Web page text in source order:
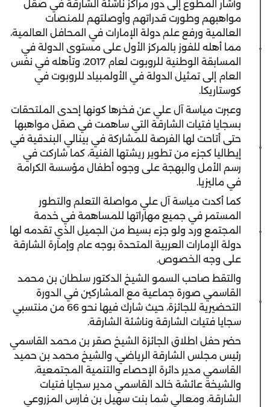
وأشار المطوع إلى دور مراكز ناشئة الشارقة في صقل
مواهبهم وطورت قدراتهم وأوصلتهم للمنصات
العالمية ورفع علم دولة الإمارات في المحافل العالمية،
مما أهله للفوز بالمركز الأول على مستوى الدولة في
المسابقة الوطنية للروبوت لعام 2017، وتأهله في نفس
العام إلى تمثيل الدولة في الأولمبياد للروبوت في
كوستاريكا.
وعبرت مياسة آل علي عن فخرها كونها إحدى الملتحقات
بسجايا فتيات الشارقة التي ساهمت في صقل مواهبها
حتى أتاحت لها الفرصة للمشاركة في بينالي البندقية في
إيطاليا كجزء من تطوير ريشتها الفنية، كما شاركت في
رسم الأمل والبهجة على وجوه أطفال مؤسسة الكرامة
في ماليزيا.
كما أكدت مياسة آل علي مواصلة التعلم والتطور
المستمر في جميع مهاراتها للمساهمة في خدمة
المجتمع ورد ولو جزء بسيط من الجميل الذي تقدمه لها
دولة الإمارات العربية المتحدة بوجه عام وإمارة الشارقة
على وجه الخصوص.
والتقط صاحب السمو الشيخ الدكتور سلطان بن محمد
القاسمي صورة جماعية مع المشاركين في الدورة
التحضيرية للجائزة، حيث شارك فيها نحو 66 من منتسبي
سجايا فتيات الشارقة وناشئة الشارقة.
حضر حفل اطلاق الجائزة الشيخ صقر بن محمد القاسمي
رئيس مجلس الشارقة الرياضي، والشيخ محمد بن حميد
القاسمي مدير دائرة الإحصاء والتنمية المجتمعية،
والشيخة عائشة خالد القاسمي مدير سجايا فتيات
الشارقة، ومعالي شما بنت سهيل بن فارس المزروعي